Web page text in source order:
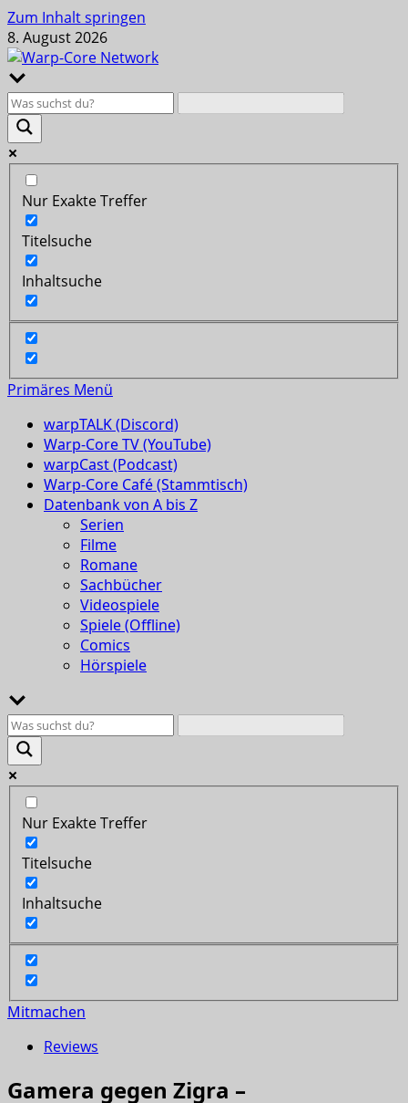
Zum Inhalt springen
8. August 2026
Nur Exakte Treffer
Titelsuche
Inhaltsuche
Primäres Menü
warpTALK (Discord)
Warp-Core TV (YouTube)
warpCast (Podcast)
Warp-Core Café (Stammtisch)
Datenbank von A bis Z
Serien
Filme
Romane
Sachbücher
Videospiele
Spiele (Offline)
Comics
Hörspiele
Nur Exakte Treffer
Titelsuche
Inhaltsuche
Mitmachen
Reviews
Gamera gegen Zigra –